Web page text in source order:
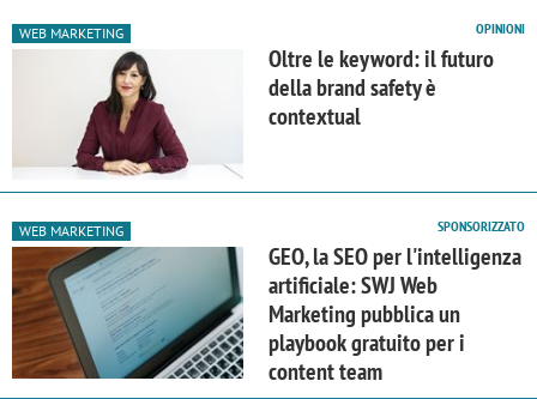
WEB MARKETING OPINIONI
Oltre le keyword: il futuro
della brand safety è
contextual
WEB MARKETING SPONSORIZZATO
GEO, la SEO per l'intelligenza
artificiale: SWJ Web
Marketing pubblica un
playbook gratuito per i
content team